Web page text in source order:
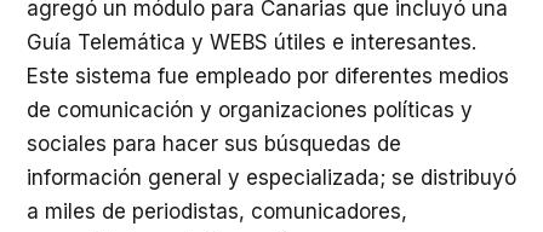
agregó un módulo para Canarias que incluyó una
Guía Telemática y WEBS útiles e interesantes.
Este sistema fue empleado por diferentes medios
de comunicación y organizaciones políticas y
sociales para hacer sus búsquedas de
información general y especializada; se distribuyó
a miles de periodistas, comunicadores,